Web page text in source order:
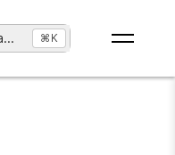
... ⌘K